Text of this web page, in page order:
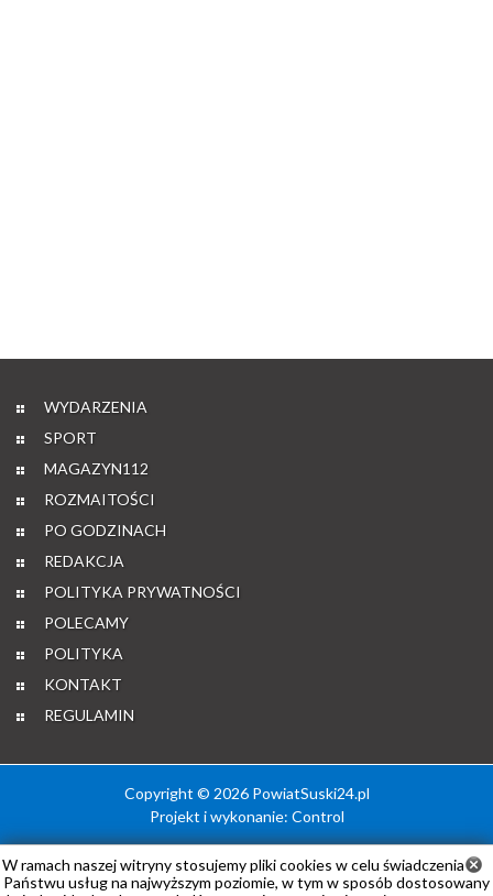
WYDARZENIA
SPORT
MAGAZYN112
ROZMAITOŚCI
PO GODZINACH
REDAKCJA
POLITYKA PRYWATNOŚCI
POLECAMY
POLITYKA
KONTAKT
REGULAMIN
Copyright © 2026 PowiatSuski24.pl
Projekt i wykonanie: Control
W ramach naszej witryny stosujemy pliki cookies w celu świadczenia
Państwu usług na najwyższym poziomie, w tym w sposób dostosowany